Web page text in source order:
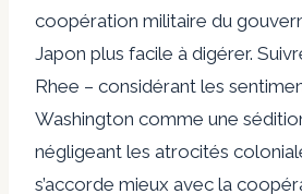
coopération militaire du
Japon plus facile à digérer.
Rhee – considérant les
Washington comme une
négligeant les atrocités
s’accorde mieux avec la